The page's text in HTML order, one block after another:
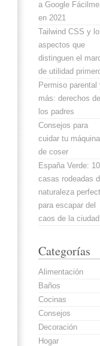
a Google
en 2021
Tailwind CSS y
aspectos que
distinguen el
de utilidad
Permiso parental
más: derechos de
los padres
Consejos para
cuidar tu máquina
de coser
España Verde: 10
casas rodeadas
naturaleza
para escapar del
caos de la ciudad
Categorías
Alimentación
Baños
Cocinas
Consejos
Decoración
Hogar